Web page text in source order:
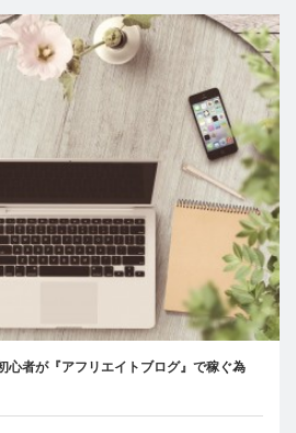
心者が『アフリエイトブログ』で稼ぐ為